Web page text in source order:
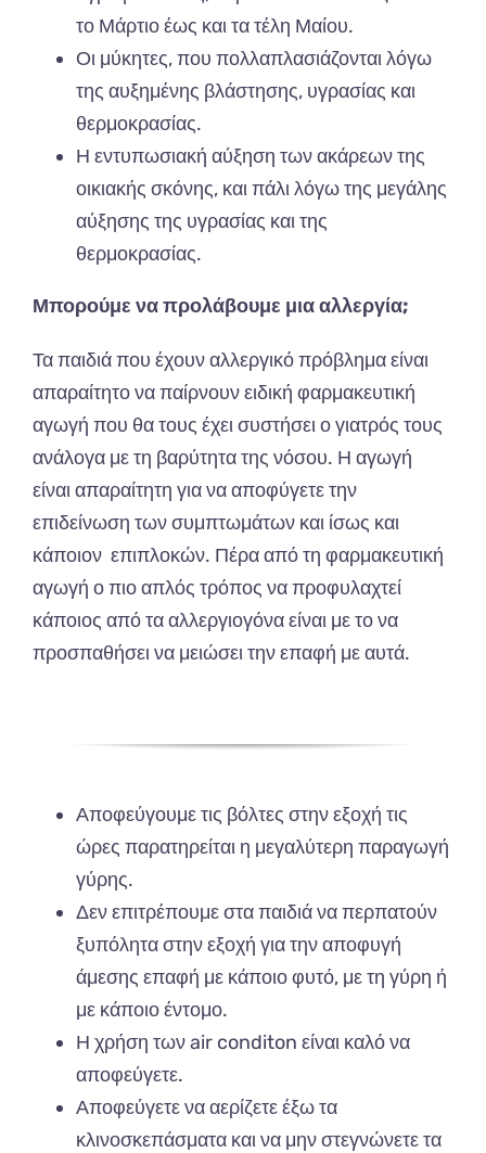
το Μάρτιο έως και τα τέλη Μαίου.
Οι μύκητες, που πολλαπλασιάζονται λόγω
της αυξημένης βλάστησης, υγρασίας και
θερμοκρασίας.
Η εντυπωσιακή αύξηση των ακάρεων της
οικιακής σκόνης, και πάλι λόγω της μεγάλης
αύξησης της υγρασίας και της
θερμοκρασίας.
Μπορούμε να προλάβουμε μια αλλεργία;
Τα παιδιά που έχουν αλλεργικό πρόβλημα είναι
απαραίτητο να παίρνουν ειδική φαρμακευτική
αγωγή που θα τους έχει συστήσει ο γιατρός τους
ανάλογα με τη βαρύτητα της νόσου. Η αγωγή
είναι απαραίτητη για να αποφύγετε την
επιδείνωση των συμπτωμάτων και ίσως και
κάποιον επιπλοκών. Πέρα από τη φαρμακευτική
αγωγή ο πιο απλός τρόπος να προφυλαχτεί
κάποιος από τα αλλεργιογόνα είναι με το να
προσπαθήσει να μειώσει την επαφή με αυτά.
Αποφεύγουμε τις βόλτες στην εξοχή τις
ώρες παρατηρείται η μεγαλύτερη παραγωγή
γύρης.
Δεν επιτρέπουμε στα παιδιά να περπατούν
ξυπόλητα στην εξοχή για την αποφυγή
άμεσης επαφή με κάποιο φυτό, με τη γύρη ή
με κάποιο έντομο.
Η χρήση των air conditon είναι καλό να
αποφεύγετε.
Αποφεύγετε να αερίζετε έξω τα
κλινοσκεπάσματα και να μην στεγνώνετε τα